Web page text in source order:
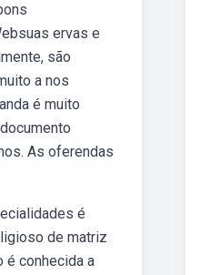
ervas e
são
a nos
é muito
As oferendas
é
de matriz
é conhecida a